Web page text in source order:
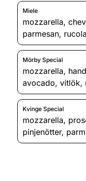
Miele
mozzarella,
parmesan, rucola
Mörby Special
mozzarella,
avocado, vitlök,
Kvinge Special
mozzarella,
pinjenötter,